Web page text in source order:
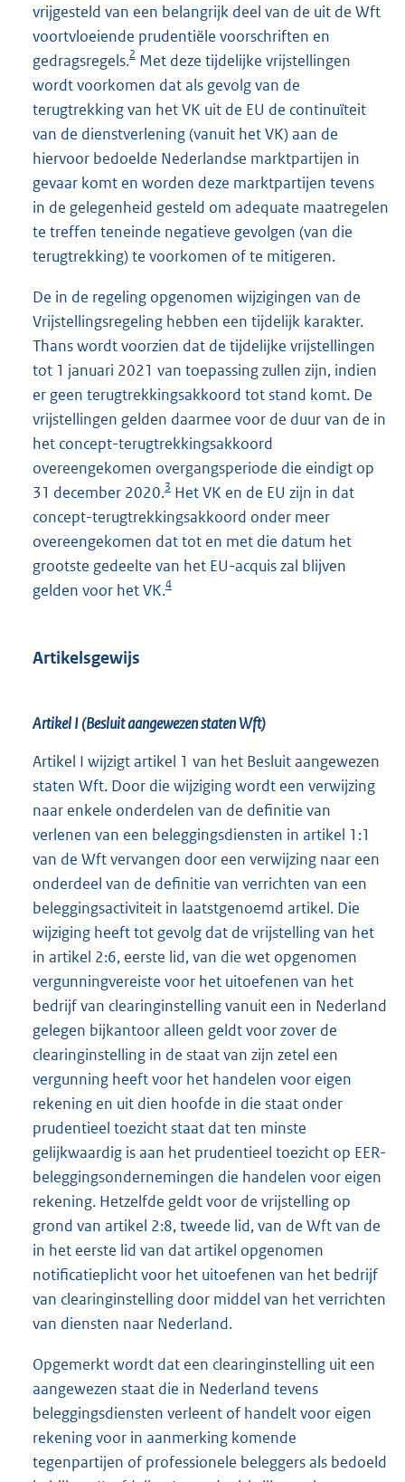
vrijgesteld van een belangrijk deel van de uit de Wft
voortvloeiende prudentiële voorschriften en
gedragsregels.2 Met deze tijdelijke vrijstellingen
wordt voorkomen dat als gevolg van de
terugtrekking van het VK uit de EU de continuïteit
van de dienstverlening (vanuit het VK) aan de
hiervoor bedoelde Nederlandse marktpartijen in
gevaar komt en worden deze marktpartijen tevens
in de gelegenheid gesteld om adequate maatregelen
te treffen teneinde negatieve gevolgen (van die
terugtrekking) te voorkomen of te mitigeren.
De in de regeling opgenomen wijzigingen van de
Vrijstellingsregeling hebben een tijdelijk karakter.
Thans wordt voorzien dat de tijdelijke vrijstellingen
tot 1 januari 2021 van toepassing zullen zijn, indien
er geen terugtrekkingsakkoord tot stand komt. De
vrijstellingen gelden daarmee voor de duur van de in
het concept-terugtrekkingsakkoord
overeengekomen overgangsperiode die eindigt op
31 december 2020.3 Het VK en de EU zijn in dat
concept-terugtrekkingsakkoord onder meer
overeengekomen dat tot en met die datum het
grootste gedeelte van het EU-acquis zal blijven
gelden voor het VK.4
Artikelsgewijs
Artikel I (Besluit aangewezen staten Wft)
Artikel I wijzigt artikel 1 van het Besluit aangewezen
staten Wft. Door die wijziging wordt een verwijzing
naar enkele onderdelen van de definitie van
verlenen van een beleggingsdiensten in artikel 1:1
van de Wft vervangen door een verwijzing naar een
onderdeel van de definitie van verrichten van een
beleggingsactiviteit in laatstgenoemd artikel. Die
wijziging heeft tot gevolg dat de vrijstelling van het
in artikel 2:6, eerste lid, van die wet opgenomen
vergunningvereiste voor het uitoefenen van het
bedrijf van clearinginstelling vanuit een in Nederland
gelegen bijkantoor alleen geldt voor zover de
clearinginstelling in de staat van zijn zetel een
vergunning heeft voor het handelen voor eigen
rekening en uit dien hoofde in die staat onder
prudentieel toezicht staat dat ten minste
gelijkwaardig is aan het prudentieel toezicht op EER-
beleggingsondernemingen die handelen voor eigen
rekening. Hetzelfde geldt voor de vrijstelling op
grond van artikel 2:8, tweede lid, van de Wft van de
in het eerste lid van dat artikel opgenomen
notificatieplicht voor het uitoefenen van het bedrijf
van clearinginstelling door middel van het verrichten
van diensten naar Nederland.
Opgemerkt wordt dat een clearinginstelling uit een
aangewezen staat die in Nederland tevens
beleggingsdiensten verleent of handelt voor eigen
rekening voor in aanmerking komende
tegenpartijen of professionele beleggers als bedoeld